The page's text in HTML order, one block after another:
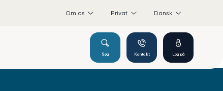
Om os Privat Dansk
Søg Kontakt Log på